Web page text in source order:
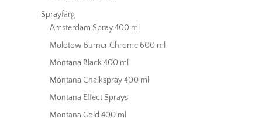
Sprayfärg
Amsterdam Spray 400 ml
Molotow Burner Chrome 600 ml
Montana Black 400 ml
Montana Chalkspray 400 ml
Montana Effect Sprays
Montana Gold 400 ml